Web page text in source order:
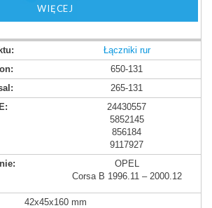
WIĘCEJ
Łączniki rur
650-131
265-131
24430557
5852145
856184
9117927
OPEL
Corsa B 1996.11 – 2000.12
42x45x160 mm